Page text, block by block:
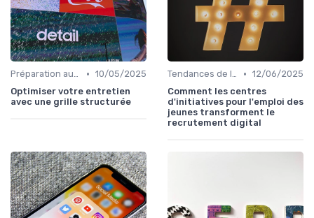
Préparation aux Entretiens • 10/05/2025
Optimiser votre entretien
avec une grille structurée
Tendances de l'Emploi dans le Digital • 12/06/2025
Comment les centres
d'initiatives pour l'emploi des
jeunes transforment le
recrutement digital